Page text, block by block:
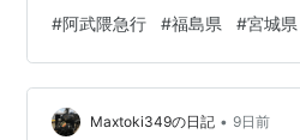
時間に１本ずつです。 20分の滞
り口には庚申塔が。 坂を下ると
た。 「三峰山 桜街道 これより
川の川面を眺めて駅に戻ります
#阿武隈急行 #福島県 #宮城県
Maxtoki349の日記 • 9日前